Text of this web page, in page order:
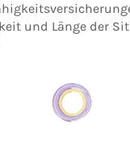
und Länge der